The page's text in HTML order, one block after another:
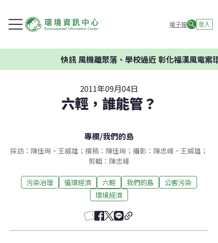
電子報 登入
快訊風機離聚落、學校過近 彰化福漢風電案環
2011年09月04日
六輕，誰能管？
專欄/我們的島
採訪：陳佳珣、王威雄；撰稿：陳佳珣；攝影：陳忠峰、王威雄；
剪輯：陳忠峰
污染治理 循環經濟 六輕 我們的島
公害污染
環境經濟